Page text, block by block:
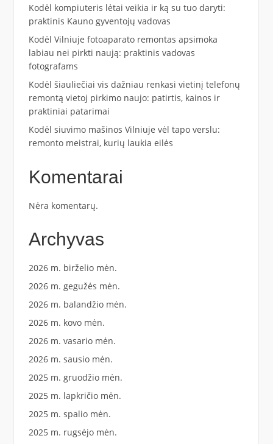
Kodėl kompiuteris lėtai veikia ir ką su tuo daryti:
praktinis Kauno gyventojų vadovas
Kodėl Vilniuje fotoaparato remontas apsimoka
labiau nei pirkti naują: praktinis vadovas
fotografams
Kodėl šiauliečiai vis dažniau renkasi vietinį telefonų
remontą vietoj pirkimo naujo: patirtis, kainos ir
praktiniai patarimai
Kodėl siuvimo mašinos Vilniuje vėl tapo verslu:
remonto meistrai, kurių laukia eilės
Komentarai
Nėra komentarų.
Archyvas
2026 m. birželio mėn.
2026 m. gegužės mėn.
2026 m. balandžio mėn.
2026 m. kovo mėn.
2026 m. vasario mėn.
2026 m. sausio mėn.
2025 m. gruodžio mėn.
2025 m. lapkričio mėn.
2025 m. spalio mėn.
2025 m. rugsėjo mėn.